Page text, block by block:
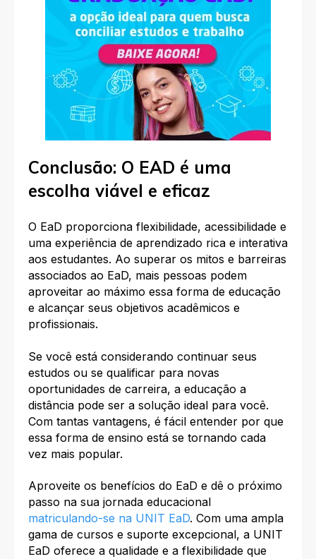
Conclusão: O EAD é uma
escolha viável e eficaz
O EaD proporciona flexibilidade, acessibilidade e
uma experiência de aprendizado rica e interativa
aos estudantes. Ao superar os mitos e barreiras
associados ao EaD, mais pessoas podem
aproveitar ao máximo essa forma de educação
e alcançar seus objetivos acadêmicos e
profissionais.
Se você está considerando continuar seus
estudos ou se qualificar para novas
oportunidades de carreira, a educação a
distância pode ser a solução ideal para você.
Com tantas vantagens, é fácil entender por que
essa forma de ensino está se tornando cada
vez mais popular.
Aproveite os benefícios do EaD e dê o próximo
passo na sua jornada educacional
matriculando-se na UNIT EaD. Com uma ampla
gama de cursos e suporte excepcional, a UNIT
EaD oferece a qualidade e a flexibilidade que